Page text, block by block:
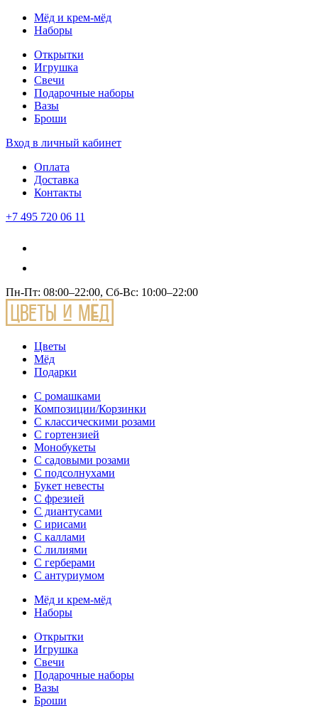
Мёд и крем-мёд
Наборы
Открытки
Игрушка
Свечи
Подарочные наборы
Вазы
Броши
Вход в личный кабинет
Оплата
Доставка
Контакты
+7 495 720 06 11
Пн-Пт: 08:00–22:00, Сб-Вс: 10:00–22:00
Цветы
Мёд
Подарки
С ромашками
Композиции/Корзинки
С классическими розами
С гортензией
Монобукеты
С садовыми розами
С подсолнухами
Букет невесты
С фрезией
С диантусами
С ирисами
С каллами
C лилиями
С герберами
С антуриумом
Мёд и крем-мёд
Наборы
Открытки
Игрушка
Свечи
Подарочные наборы
Вазы
Броши